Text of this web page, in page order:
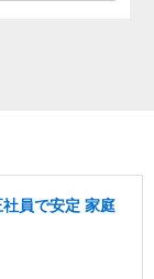
員で安定 家庭